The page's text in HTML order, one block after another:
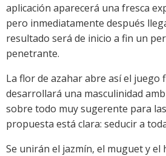
aplicación aparecerá una fresca
pero inmediatamente después
resultado será de inicio a fin un
penetrante.
La flor de azahar abre así el juego
desarrollará una masculinidad
sobre todo muy sugerente para
propuesta está clara: seducir a
Se unirán el jazmín, el muguet y